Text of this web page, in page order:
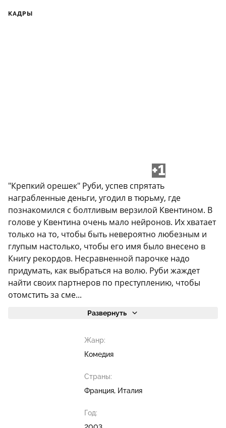
КАДРЫ
+1
"Крепкий орешек" Руби, успев спрятать
награбленные деньги, угодил в тюрьму, где
познакомился с болтливым верзилой Квентином. В
голове у Квентина очень мало нейронов. Их хватает
только на то, чтобы быть невероятно любезным и
глупым настолько, чтобы его имя было внесено в
Книгу рекордов. Несравненной парочке надо
придумать, как выбраться на волю. Руби жаждет
найти своих партнеров по преступлению, чтобы
отомстить за сме...
Развернуть
Жанр:
Комедия
Страны:
Франция, Италия
Год: